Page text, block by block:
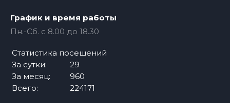
График и время работы
Пн.-Cб. с 8.00 до 18.30
Статистика посещений
За сутки:
29
За месяц:
960
Всего:
224171